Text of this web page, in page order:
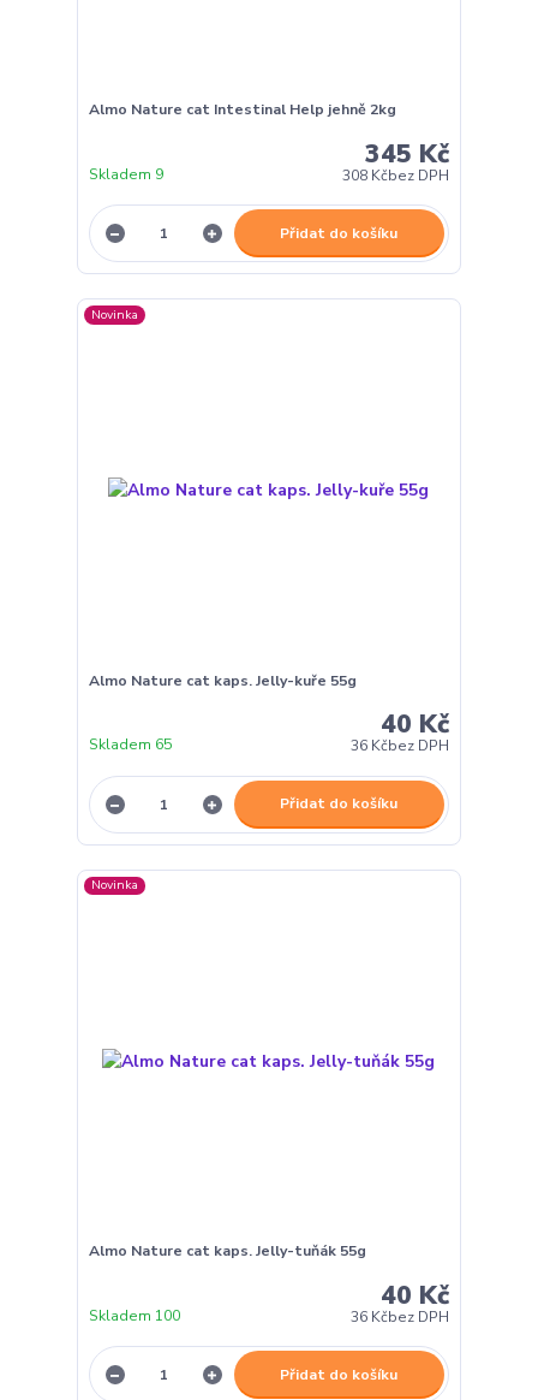
Almo Nature cat Intestinal Help jehně 2kg
345 Kč
308 Kčbez DPH
Skladem 9
Přidat do košíku
Novinka
Almo Nature cat kaps. Jelly-kuře 55g
40 Kč
36 Kčbez DPH
Skladem 65
Přidat do košíku
Novinka
Almo Nature cat kaps. Jelly-tuňák 55g
40 Kč
36 Kčbez DPH
Skladem 100
Přidat do košíku